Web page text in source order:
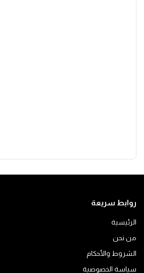
روابط سريعة
الرئيسية
من نحن
الشروط والأحكام
سياسة الخصوصية